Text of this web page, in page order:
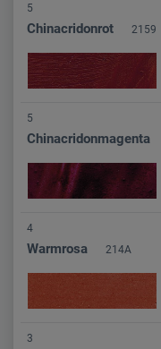
5
Chinacridonrot 2159
5
Chinacridonmagenta
4
Warmrosa 214A
3